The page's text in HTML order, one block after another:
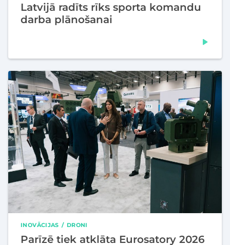
Latvijā radīts rīks sporta komandu
darba plānošanai
INOVĀCIJAS DRONI
Parīzē tiek atklāta Eurosatory 2026